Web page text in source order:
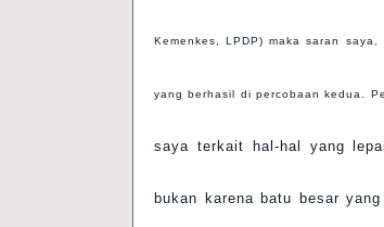
Kemenkes, LPDP) maka saran
yang berhasil di percobaan kedua.
saya terkait hal-hal yang
bukan karena batu besar